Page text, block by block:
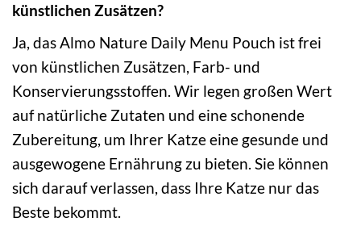
künstlichen Zusätzen?
Ja, das Almo Nature Daily Menu Pouch ist frei
von künstlichen Zusätzen, Farb- und
Konservierungsstoffen. Wir legen großen Wert
auf natürliche Zutaten und eine schonende
Zubereitung, um Ihrer Katze eine gesunde und
ausgewogene Ernährung zu bieten. Sie können
sich darauf verlassen, dass Ihre Katze nur das
Beste bekommt.